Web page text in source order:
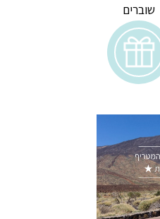
שוברים